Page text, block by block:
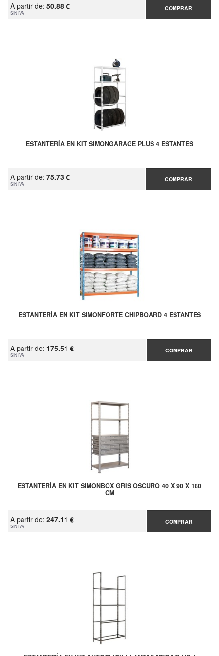
A partir de: 50.88 €
SIN IVA
COMPRAR
ESTANTERÍA EN KIT SIMONGARAGE PLUS 4 ESTANTES
A partir de: 75.73 €
SIN IVA
COMPRAR
ESTANTERÍA EN KIT SIMONFORTE CHIPBOARD 4 ESTANTES
A partir de: 175.51 €
SIN IVA
COMPRAR
ESTANTERÍA EN KIT SIMONBOX GRIS OSCURO 40 X 90 X 180
CM
A partir de: 247.11 €
SIN IVA
COMPRAR